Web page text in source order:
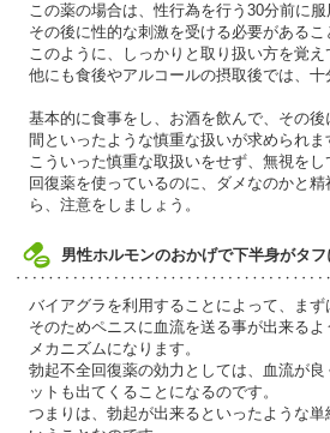
この薬の場合は、性行為を行う30分前に服
その後に性的な刺激を受ける必要があるこ
このように、しっかりと取り扱い方を覚え
他にも食後やアルコールの摂取後では、
基本的に食事をし、お酒を飲んで、その
間といったような慎重な扱いが求められ
こういった慎重な取扱いをせず、無視を
回復薬を使っているのに、ダメなのかと
ら、注意をしましょう。
男性ホルモンのおかげで下半身がタフ
バイアグラを利用することによって、まず
そのためペニスに血流を送る事が出来る
メカニズムになります。
勃起不全回復薬の効力としては、血流が
ットも出てくることになるのです。
つまりは、勃起が出来るといったような